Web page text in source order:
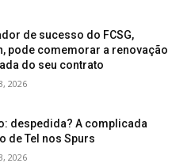
de sucesso do FCSG,
pode comemorar a renovação
do seu contrato
2026
despedida? A complicada
de Tel nos Spurs
2026